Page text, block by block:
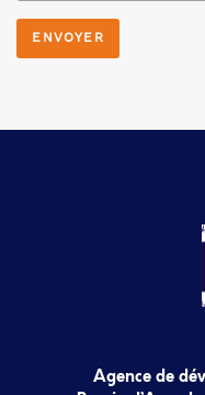
Agence de